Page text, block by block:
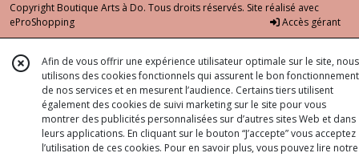
Copyright Boutique Arts à Do. Tous droits réservés. Site réalisé avec
eProShopping
Accès gérant
Afin de vous offrir une expérience utilisateur optimale sur le site, nous
utilisons des cookies fonctionnels qui assurent le bon fonctionnement
de nos services et en mesurent l’audience. Certains tiers utilisent
également des cookies de suivi marketing sur le site pour vous
montrer des publicités personnalisées sur d’autres sites Web et dans
leurs applications. En cliquant sur le bouton “J’accepte” vous acceptez
l’utilisation de ces cookies. Pour en savoir plus, vous pouvez lire notre